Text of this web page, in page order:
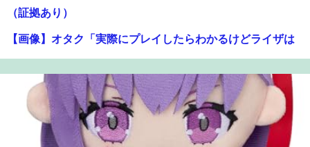
（証拠あり）
【画像】オタク「実際にプレイしたらわかるけどライザは
友達って感じで性的な目では見れないｗ」←これｗｗｗ
ｗ：26/08/06のニュース
【動画】甲子園の女性審判、大誤審で炎上
【爆笑】最近のオスガキ、名前がダサすぎるｗｗｗｗ ：